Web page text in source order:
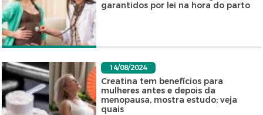
garantidos por lei na hora do parto
14/08/2024
Creatina tem benefícios para
mulheres antes e depois da
menopausa, mostra estudo; veja
quais